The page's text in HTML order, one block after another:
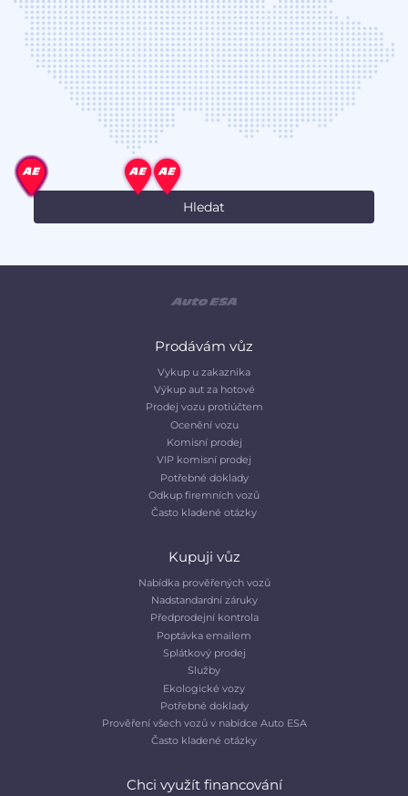
Prodávám vůz
Vykup u zakaznika
Výkup aut za hotové
Prodej vozu protiúčtem
Ocenění vozu
Komisní prodej
VIP komisní prodej
Potřebné doklady
Odkup firemních vozů
Často kladené otázky
Kupuji vůz
Nabídka prověřených vozů
Nadstandardní záruky
Předprodejní kontrola
Poptávka emailem
Splátkový prodej
Služby
Ekologické vozy
Potřebné doklady
Prověření všech vozů v nabídce Auto ESA
Často kladené otázky
Chci využít financování